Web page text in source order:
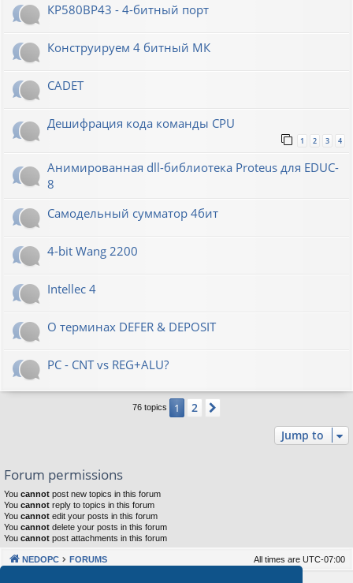
КР580ВР43 - 4-битный порт
Конструируем 4 битный МК
CADET
Дешифрация кода команды CPU
1 2 3 4
Анимированная dll-библиотека Proteus для EDUC-
8
Самодельный сумматор 4бит
4-bit Wang 2200
Intellec 4
О терминах DEFER & DEPOSIT
PC - CNT vs REG+ALU?
76 topics 1 2
Jump to
Forum permissions
You cannot post new topics in this forum
You cannot reply to topics in this forum
You cannot edit your posts in this forum
You cannot delete your posts in this forum
You cannot post attachments in this forum
NEDOPC FORUMS All times are UTC-07:00